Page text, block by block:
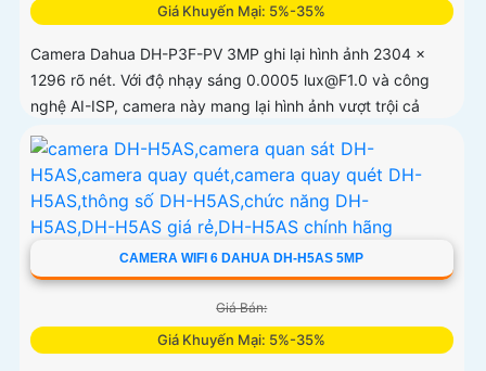
Giá Khuyến Mại: 5%-35%
Camera Dahua DH-P3F-PV 3MP ghi lại hình ảnh 2304 ×
1296 rõ nét. Với độ nhạy sáng 0.0005 lux@F1.0 và công
nghệ AI-ISP, camera này mang lại hình ảnh vượt trội cả
ngày lẫn đêm
CAMERA WIFI 6 DAHUA DH-H5AS 5MP
Giá Bán:
Giá Khuyến Mại: 5%-35%